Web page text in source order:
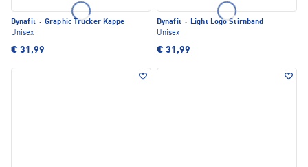
Dynafit · Graphic Trucker Kappe
Unisex
€ 31,99
Dynafit · Light Logo Stirnband
Unisex
€ 31,99